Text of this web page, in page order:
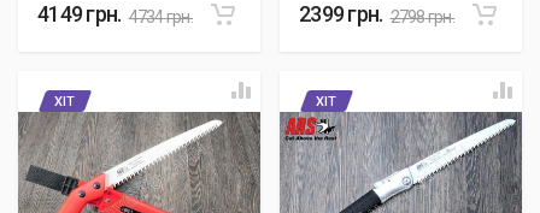
4149грн. 4734грн. 2399грн. 2798грн.
ХІТ ХІТ